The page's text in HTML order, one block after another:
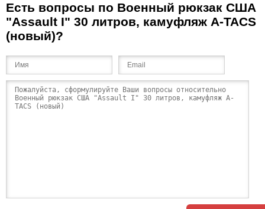
Есть вопросы по Военный рюкзак США
"Assault I" 30 литров, камуфляж A-TACS
(новый)?